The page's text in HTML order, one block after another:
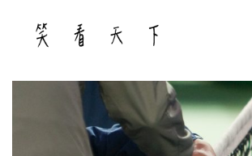
content